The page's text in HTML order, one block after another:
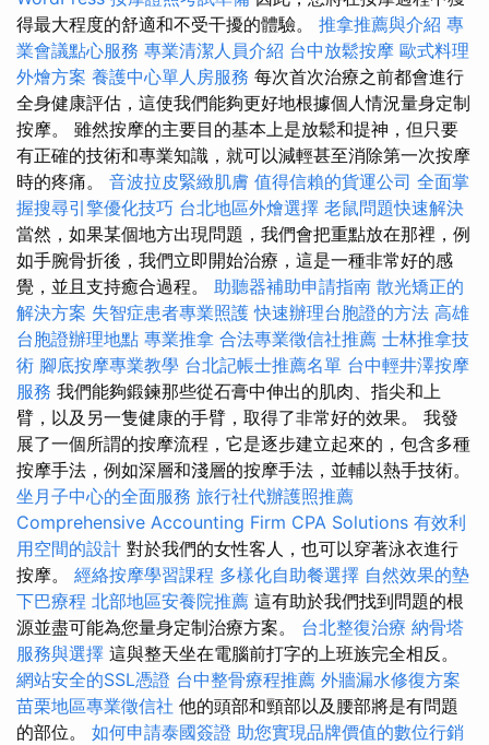
得最大程度的舒適和不受干擾的體驗。 推拿推薦與介紹 專
業會議點心服務 專業清潔人員介紹 台中放鬆按摩 歐式料理
外燴方案 養護中心單人房服務 每次首次治療之前都會進行
全身健康評估，這使我們能夠更好地根據個人情況量身定制
按摩。 雖然按摩的主要目的基本上是放鬆和提神，但只要
有正確的技術和專業知識，就可以減輕甚至消除第一次按摩
時的疼痛。 音波拉皮緊緻肌膚 值得信賴的貨運公司 全面掌
握搜尋引擎優化技巧 台北地區外燴選擇 老鼠問題快速解決
當然，如果某個地方出現問題，我們會把重點放在那裡，例
如手腕骨折後，我們立即開始治療，這是一種非常好的感
覺，並且支持癒合過程。 助聽器補助申請指南 散光矯正的
解決方案 失智症患者專業照護 快速辦理台胞證的方法 高雄
台胞證辦理地點 專業推拿 合法專業徵信社推薦 士林推拿技
術 腳底按摩專業教學 台北記帳士推薦名單 台中輕井澤按摩
服務 我們能夠鍛鍊那些從石膏中伸出的肌肉、指尖和上
臂，以及另一隻健康的手臂，取得了非常好的效果。 我發
展了一個所謂的按摩流程，它是逐步建立起來的，包含多種
按摩手法，例如深層和淺層的按摩手法，並輔以熱手技術。
坐月子中心的全面服務 旅行社代辦護照推薦
Comprehensive Accounting Firm CPA Solutions 有效利
用空間的設計 對於我們的女性客人，也可以穿著泳衣進行
按摩。 經絡按摩學習課程 多樣化自助餐選擇 自然效果的墊
下巴療程 北部地區安養院推薦 這有助於我們找到問題的根
源並盡可能為您量身定制治療方案。 台北整復治療 納骨塔
服務與選擇 這與整天坐在電腦前打字的上班族完全相反。
網站安全的SSL憑證 台中整骨療程推薦 外牆漏水修復方案
苗栗地區專業徵信社 他的頭部和頸部以及腰部將是有問題
的部位。 如何申請泰國簽證 助您實現品牌價值的數位行銷